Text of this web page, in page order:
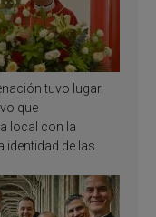
tuvo lugar
que
local con la
identidad de las